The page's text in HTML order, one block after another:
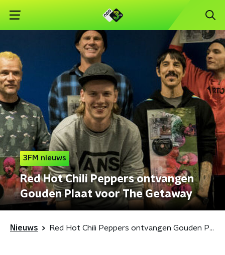
3FM nieuws
Red Hot Chili Peppers ontvangen
Gouden Plaat voor The Getaway
Nieuws Red Hot Chili Peppers ontvangen Gouden Plaat voor The Getaway